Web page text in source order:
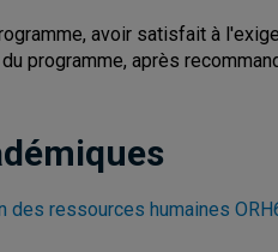
avoir satisfait à
programme, après
des ressources humaines